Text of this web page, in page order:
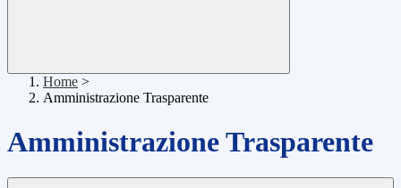
Home >
Amministrazione Trasparente
Amministrazione Trasparente